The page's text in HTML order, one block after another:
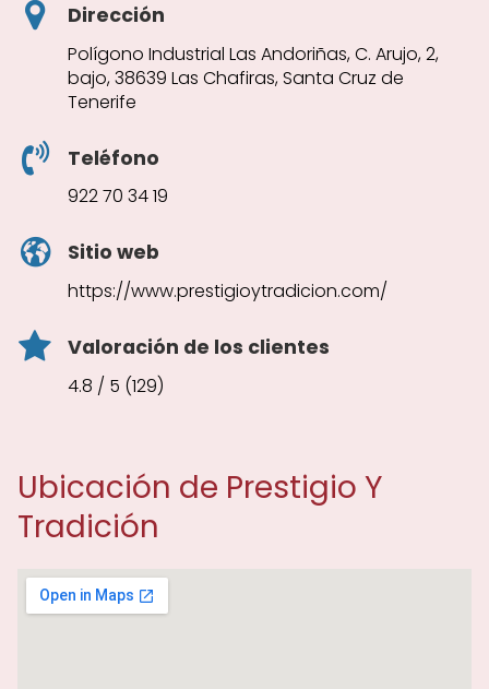
Dirección
Polígono Industrial Las Andoriñas, C. Arujo, 2,
bajo, 38639 Las Chafiras, Santa Cruz de
Tenerife
Teléfono
922 70 34 19
Sitio web
https://www.prestigioytradicion.com/
Valoración de los clientes
4.8 / 5 (129)
Ubicación de Prestigio Y
Tradición